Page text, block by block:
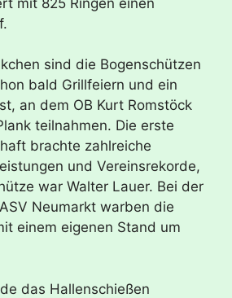
sind die Bogenschützen
bald Grillfeiern und ein
an dem OB Kurt Romstöck
teilnahmen. Die erste
brachte zahlreiche
und Vereinsrekorde,
war Walter Lauer. Bei der
Neumarkt warben die
einem eigenen Stand um
das Hallenschießen